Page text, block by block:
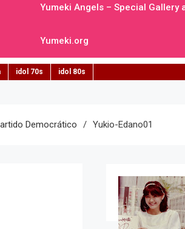
Yumeki Angels – Special Gallery
Yumeki.org
idol 70s idol 80s
Democrático Yukio-Edano01